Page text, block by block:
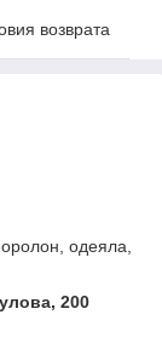
возврата
одеяла,
200